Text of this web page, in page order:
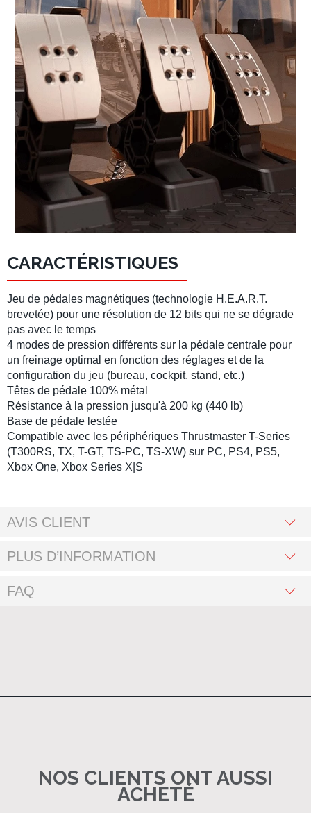
CARACTÉRISTIQUES
Jeu de pédales magnétiques (technologie H.E.A.R.T.
brevetée) pour une résolution de 12 bits qui ne se dégrade
pas avec le temps
4 modes de pression différents sur la pédale centrale pour
un freinage optimal en fonction des réglages et de la
configuration du jeu (bureau, cockpit, stand, etc.)
Têtes de pédale 100% métal
Résistance à la pression jusqu'à 200 kg (440 lb)
Base de pédale lestée
Compatible avec les périphériques Thrustmaster T-Series
(T300RS, TX, T-GT, TS-PC, TS-XW) sur PC, PS4, PS5,
Xbox One, Xbox Series X|S
AVIS CLIENT
PLUS D’INFORMATION
FAQ
NOS CLIENTS ONT AUSSI
ACHETÉ